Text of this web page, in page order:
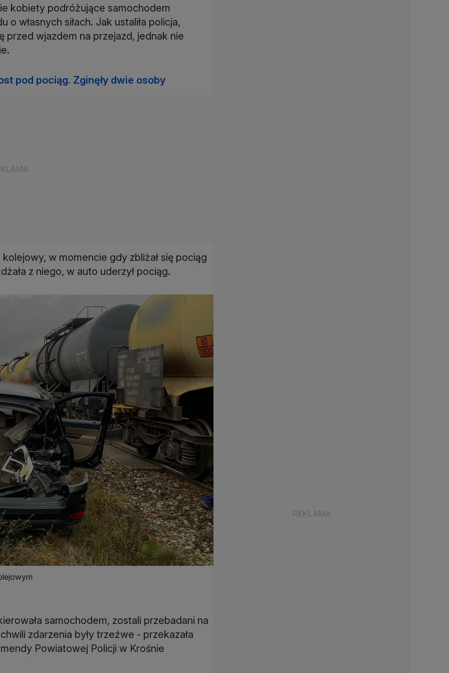
kobiety podróżujące samochodem
własnych siłach. Jak ustaliła policja,
przed wjazdem na przejazd, jednak nie
pod pociąg. Zginęły dwie osoby
w momencie gdy zbliżał się pociąg
z niego, w auto uderzył pociąg.
samochodem, zostali przebadani na
zdarzenia były trzeźwe - przekazała
Powiatowej Policji w Krośnie